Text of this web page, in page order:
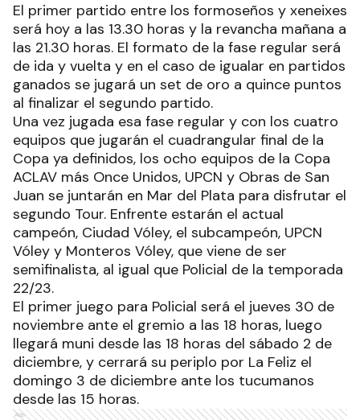
El primer partido entre los formoseños y xeneixes
será hoy a las 13.30 horas y la revancha mañana a
las 21.30 horas. El formato de la fase regular será
de ida y vuelta y en el caso de igualar en partidos
ganados se jugará un set de oro a quince puntos
al finalizar el segundo partido.
Una vez jugada esa fase regular y con los cuatro
equipos que jugarán el cuadrangular final de la
Copa ya definidos, los ocho equipos de la Copa
ACLAV más Once Unidos, UPCN y Obras de San
Juan se juntarán en Mar del Plata para disfrutar el
segundo Tour. Enfrente estarán el actual
campeón, Ciudad Vóley, el subcampeón, UPCN
Vóley y Monteros Vóley, que viene de ser
semifinalista, al igual que Policial de la temporada
22/23.
El primer juego para Policial será el jueves 30 de
noviembre ante el gremio a las 18 horas, luego
llegará muni desde las 18 horas del sábado 2 de
diciembre, y cerrará su periplo por La Feliz el
domingo 3 de diciembre ante los tucumanos
desde las 15 horas.
Ads